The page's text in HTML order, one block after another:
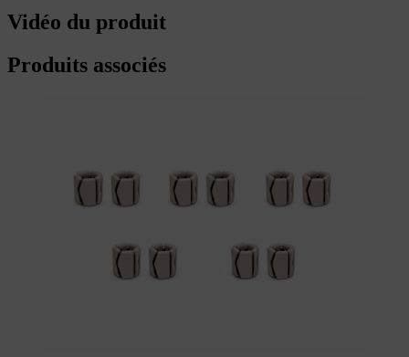
Vidéo du produit
Produits associés